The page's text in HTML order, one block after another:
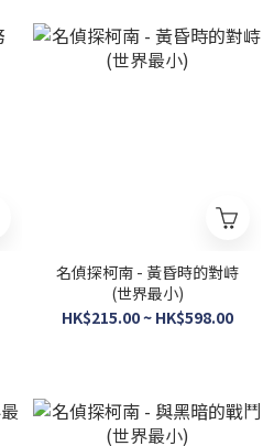
名偵探柯南 - 黃昏時的對峙
(世界最小)
HK$215.00 ~ HK$598.00